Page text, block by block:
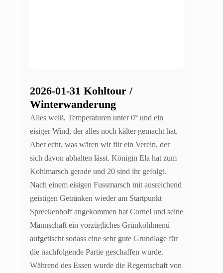
2026-01-31 Kohltour /
Winterwanderung
Alles weiß, Temperaturen unter 0° und ein
eisiger Wind, der alles noch kälter gemacht hat.
Aber echt, was wären wir für ein Verein, der
sich davon abhalten lässt. Königin Ela hat zum
Kohlmarsch gerade und 20 sind ihr gefolgt.
Nach einem eisigen Fussmarsch mit ausreichend
geistigen Getränken wieder am Startpunkt
Spreekenhoff angekommen hat Cornel und seine
Mannschaft ein vorzügliches Grünkohlmenü
aufgetischt sodass eine sehr gute Grundlage für
die nachfolgende Partie geschaffen wurde.
Während des Essen wurde die Regentschaft von